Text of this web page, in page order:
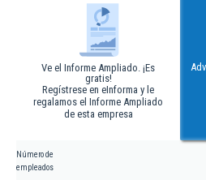
Ve el Informe Ampliado. ¡Es
gratis!
Regístrese en eInforma y le
regalamos el Informe Ampliado
de esta empresa
Número de
empleados